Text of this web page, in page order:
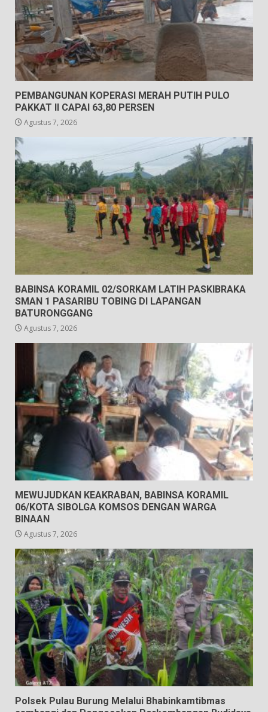
PEMBANGUNAN KOPERASI MERAH PUTIH PULO
PAKKAT II CAPAI 63,80 PERSEN
Agustus 7, 2026
BABINSA KORAMIL 02/SORKAM LATIH PASKIBRAKA
SMAN 1 PASARIBU TOBING DI LAPANGAN
BATURONGGANG
Agustus 7, 2026
MEWUJUDKAN KEAKRABAN, BABINSA KORAMIL
06/KOTA SIBOLGA KOMSOS DENGAN WARGA
BINAAN
Agustus 7, 2026
Polsek Pulau Burung Melalui Bhabinkamtibmas